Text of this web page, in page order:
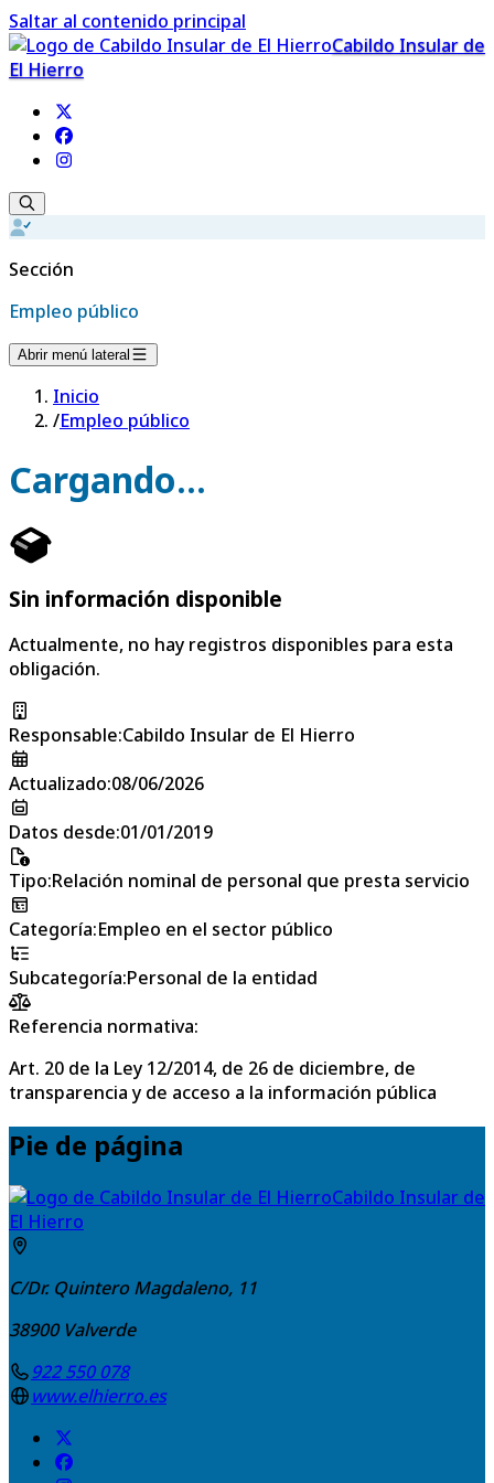
Saltar al contenido principal
Cabildo Insular de
El Hierro
Sección
Empleo público
Abrir menú lateral
Inicio
/Empleo público
Cargando...
Sin información disponible
Actualmente, no hay registros disponibles para esta
obligación.
Responsable:Cabildo Insular de El Hierro
Actualizado:08/06/2026
Datos desde:01/01/2019
Tipo:Relación nominal de personal que presta servicio
Categoría:Empleo en el sector público
Subcategoría:Personal de la entidad
Referencia normativa:
Art. 20 de la Ley 12/2014, de 26 de diciembre, de
transparencia y de acceso a la información pública
Pie de página
Cabildo Insular de
El Hierro
C/Dr. Quintero Magdaleno, 11
38900 Valverde
922 550 078
www.elhierro.es